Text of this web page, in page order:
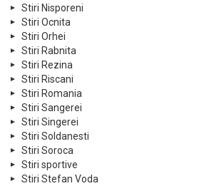
Stiri Nisporeni
Stiri Ocnita
Stiri Orhei
Stiri Rabnita
Stiri Rezina
Stiri Riscani
Stiri Romania
Stiri Sangerei
Stiri Singerei
Stiri Soldanesti
Stiri Soroca
Stiri sportive
Stiri Stefan Voda